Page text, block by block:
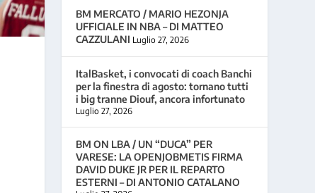
BM MERCATO / MARIO HEZONJA
UFFICIALE IN NBA – DI MATTEO
CAZZULANI Luglio 27, 2026
ItalBasket, i convocati di coach Banchi
per la finestra di agosto: tornano tutti
i big tranne Diouf, ancora infortunato
Luglio 27, 2026
BM ON LBA / UN “DUCA” PER
VARESE: LA OPENJOBMETIS FIRMA
DAVID DUKE JR PER IL REPARTO
ESTERNI – DI ANTONIO CATALANO